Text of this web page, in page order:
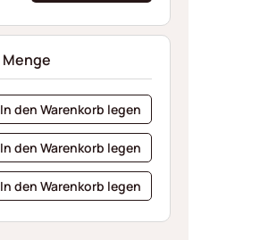
In den Warenkorb legen
In den Warenkorb legen
In den Warenkorb legen